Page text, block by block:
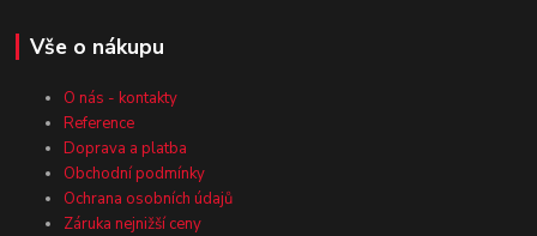
Vše o nákupu
O nás - kontakty
Reference
Doprava a platba
Obchodní podmínky
Ochrana osobních údajů
Záruka nejnižší ceny